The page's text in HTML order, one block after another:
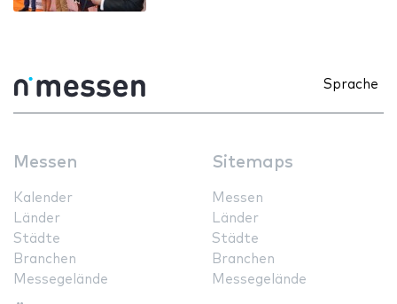
Sprache
Messen
Kalender
Länder
Städte
Branchen
Messegelände
Sitemaps
Messen
Länder
Städte
Branchen
Messegelände